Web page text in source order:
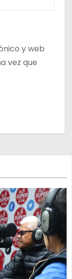
y web
vez que